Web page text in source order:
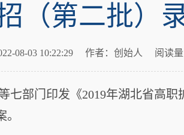
（第二批）
08-03 10:22:29 作者：创始人 阅读
部门印发《2019年湖北省高